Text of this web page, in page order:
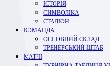
ІСТОРІЯ
СИМВОЛІКА
СТАДІОН
КОМАНДА
ОСНОВНИЙ СКЛАД
ТРЕНЕРСЬКИЙ ШТАБ
МАТЧІ